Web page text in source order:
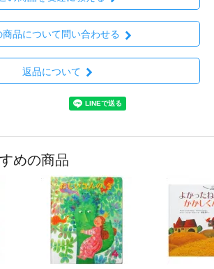
商品について問い合わせる
返品について
めの商品